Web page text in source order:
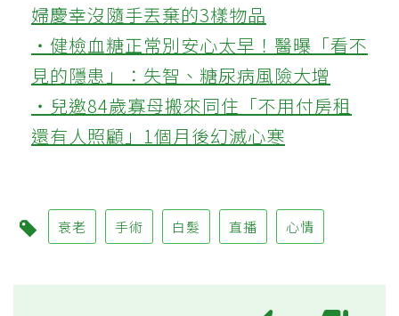
婦慶幸沒隨手丟棄的3樣物品
‧健檢血糖正常別安心太早！醫曝「看不
見的隱患」：失智、糖尿病風險大增
‧兒邀84歲寡母搬來同住「不用付房租
還有人照顧」1個月後幻滅心寒
衰老 手術 白髮 直播 心情